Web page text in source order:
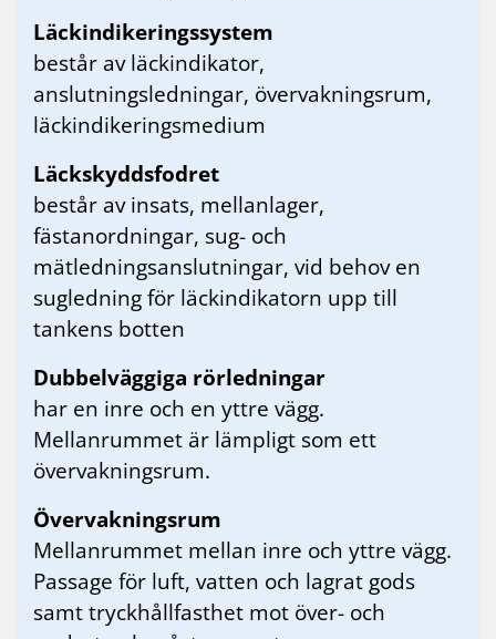
Läckindikeringssystem
består av läckindikator,
anslutningsledningar, övervakningsrum,
läckindikeringsmedium
Läckskyddsfodret
består av insats, mellanlager,
fästanordningar, sug- och
mätledningsanslutningar, vid behov en
sugledning för läckindikatorn upp till
tankens botten
Dubbelväggiga rörledningar
har en inre och en yttre vägg.
Mellanrummet är lämpligt som ett
övervakningsrum.
Övervakningsrum
Mellanrummet mellan inre och yttre vägg.
Passage för luft, vatten och lagrat gods
samt tryckhållfasthet mot över- och